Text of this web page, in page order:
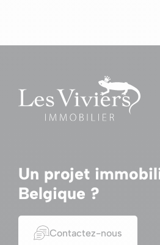
Un projet
Belgique ?
Contactez-nous